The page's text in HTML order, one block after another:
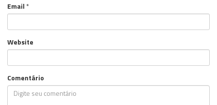
Email *
Website
Comentário